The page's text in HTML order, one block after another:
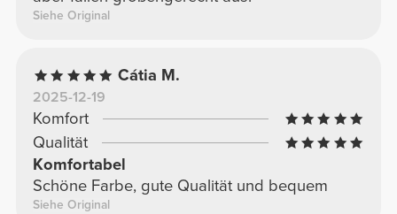
Siehe Original
Cátia M.
2025-12-19
Komfort
Qualität
Komfortabel
Schöne Farbe, gute Qualität und bequem
Siehe Original